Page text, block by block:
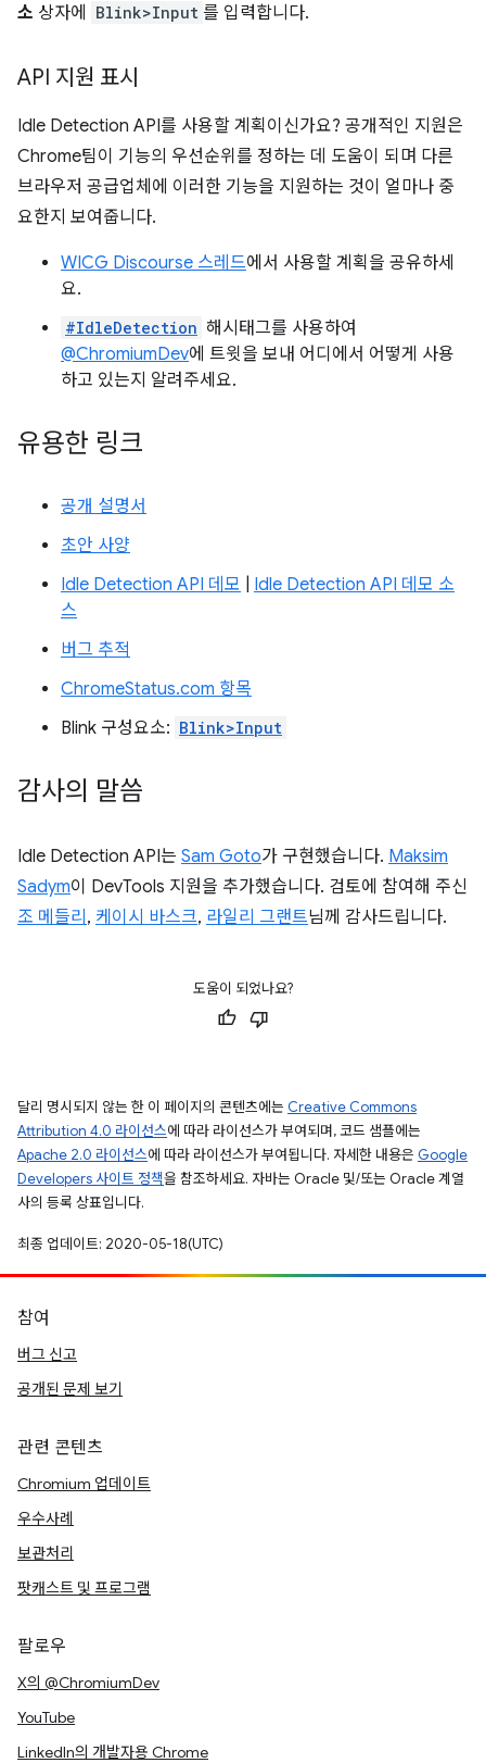
소 상자에 Blink>Input 를 입력합니다.
API 지원 표시
Idle Detection API를 사용할 계획이신가요? 공개적인 지원은
Chrome팀이 기능의 우선순위를 정하는 데 도움이 되며 다른
브라우저 공급업체에 이러한 기능을 지원하는 것이 얼마나 중
요한지 보여줍니다.
WICG Discourse 스레드에서 사용할 계획을 공유하세
요.
#IdleDetection 해시태그를 사용하여
@ChromiumDev에 트윗을 보내 어디에서 어떻게 사용
하고 있는지 알려주세요.
유용한 링크
공개 설명서
초안 사양
Idle Detection API 데모
Idle Detection API 데모 소
스
버그 추적
ChromeStatus.com 항목
Blink 구성요소: Blink>Input
감사의 말씀
Idle Detection API는 Sam Goto가 구현했습니다. Maksim
Sadym이 DevTools 지원을 추가했습니다. 검토에 참여해 주신
조 메들리 , 케이시 바스크, 라일리 그랜트님께 감사드립니다.
도움이 되었나요?
달리 명시되지 않는 한 이 페이지의 콘텐츠에는 Creative Commons
Attribution 4.0 라이선스에 따라 라이선스가 부여되며, 코드 샘플에는
Apache 2.0 라이선스에 따라 라이선스가 부여됩니다. 자세한 내용은 Google
Developers 사이트 정책을 참조하세요. 자바는 Oracle 및/또는 Oracle 계열
사의 등록 상표입니다.
최종 업데이트: 2020-05-18(UTC)
참여
버그 신고
공개된 문제 보기
관련 콘텐츠
Chromium 업데이트
우수사례
보관처리
팟캐스트 및 프로그램
팔로우
X의 @ChromiumDev
YouTube
LinkedIn의 개발자용 Chrome